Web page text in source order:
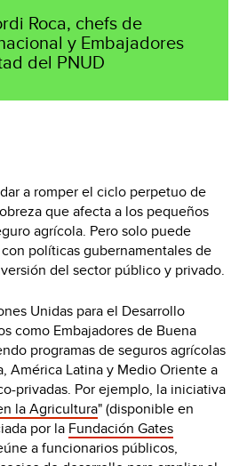
Roca, chefs de
y Embajadores
del PNUD
a romper el ciclo perpetuo de
que afecta a los pequeños
agrícola. Pero solo puede
políticas gubernamentales de
del sector público y privado.
Unidas para el Desarrollo
como Embajadores de Buena
programas de seguros agrícolas
América Latina y Medio Oriente a
privadas. Por ejemplo, la iniciativa
la Agricultura" (disponible en
por la Fundación Gates
a funcionarios públicos,